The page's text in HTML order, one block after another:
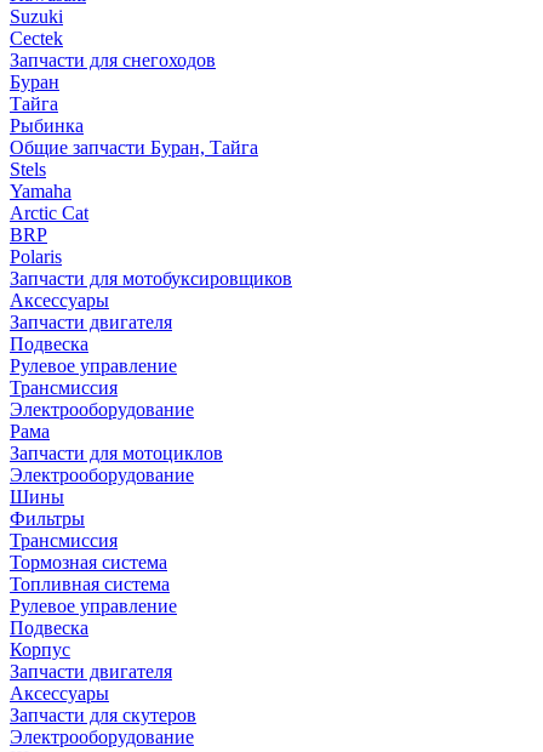
Suzuki
Cectek
Запчасти для снегоходов
Буран
Тайга
Рыбинка
Общие запчасти Буран, Тайга
Stels
Yamaha
Arctic Cat
BRP
Polaris
Запчасти для мотобуксировщиков
Аксессуары
Запчасти двигателя
Подвеска
Рулевое управление
Трансмиссия
Электрооборудование
Рама
Запчасти для мотоциклов
Электрооборудование
Шины
Фильтры
Трансмиссия
Тормозная система
Топливная система
Рулевое управление
Подвеска
Корпус
Запчасти двигателя
Аксессуары
Запчасти для скутеров
Электрооборудование